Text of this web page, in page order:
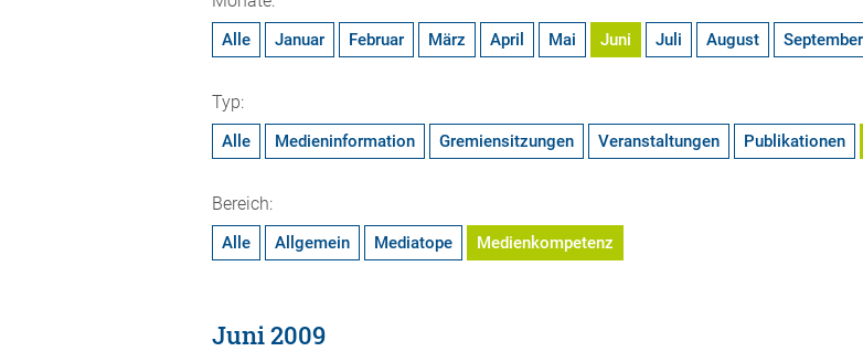
Alle Januar Februar März April Mai Juni Juli August September
Typ:
Alle Medieninformation Gremiensitzungen Veranstaltungen Publikationen
Bereich:
Alle Allgemein Mediatope Medienkompetenz
Juni 2009